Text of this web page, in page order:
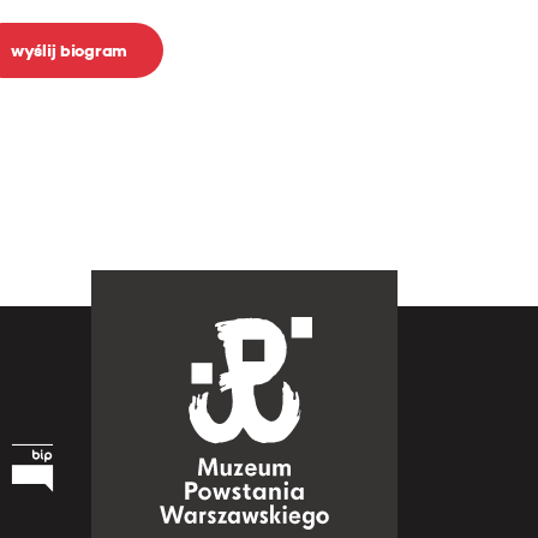
wyślij biogram